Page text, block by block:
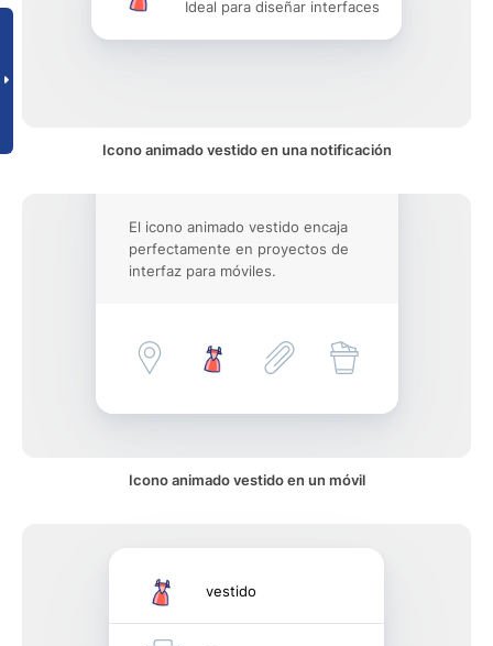
Ideal para diseñar interfaces
Icono animado vestido en una notificación
El icono animado vestido encaja
perfectamente en proyectos de
interfaz para móviles.
Icono animado vestido en un móvil
vestido